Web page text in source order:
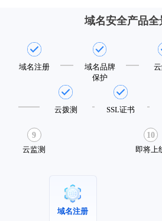
域名安全产品全
域名注册
域名品牌
保护
云拨测 SSL证书
9
云监测
10
即将上
域名注册